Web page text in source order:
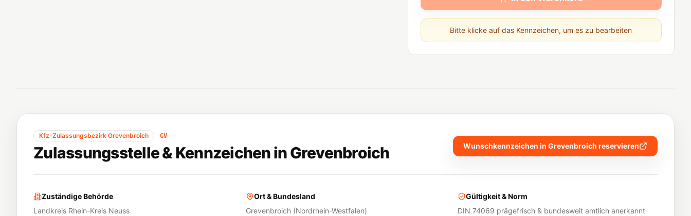
Bitte klicke auf das Kennzeichen, um es zu bearbeiten
Kfz-Zulassungsbezirk Grevenbroich GV
Zulassungsstelle & Kennzeichen inGrevenbroich Wunschkennzeichen in Grevenbroich reservieren
Zuständige Behörde
Landkreis Rhein-Kreis Neuss
Ort & Bundesland
Grevenbroich(Nordrhein-Westfalen)
Gültigkeit & Norm
DIN 74069 prägefrisch & bundesweit amtlich anerkannt